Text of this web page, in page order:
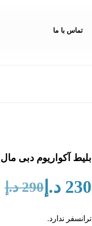
تماس با ما
بلیط آکواریوم دبی
290 د.إ 230 د.إ
ترانسفر ندارد.